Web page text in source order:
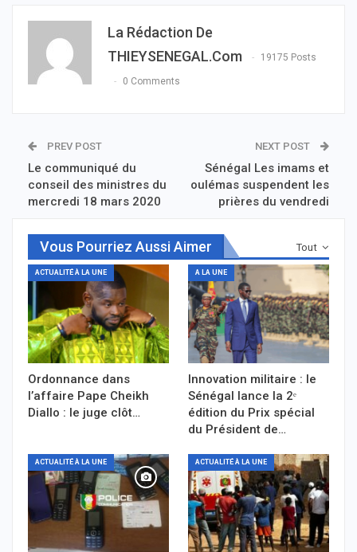
La Rédaction De
THIEYSENEGAL.com
19175 Posts
0 Comments
PREV POST
Le communiqué du
conseil des ministres du
mercredi 18 mars 2020
NEXT POST
Sénégal Les imams et
oulémas suspendent les
prières du vendredi
Tout
Vous Pourriez Aussi Aimer
ACTUALITÉ À LA UNE
Ordonnance dans
l’affaire Pape Cheikh
Diallo : le juge clôt…
A LA UNE
Innovation militaire : le
Sénégal lance la 2ᵉ
édition du Prix spécial
du Président de…
ACTUALITÉ À LA UNE ACTUALITÉ À LA UNE